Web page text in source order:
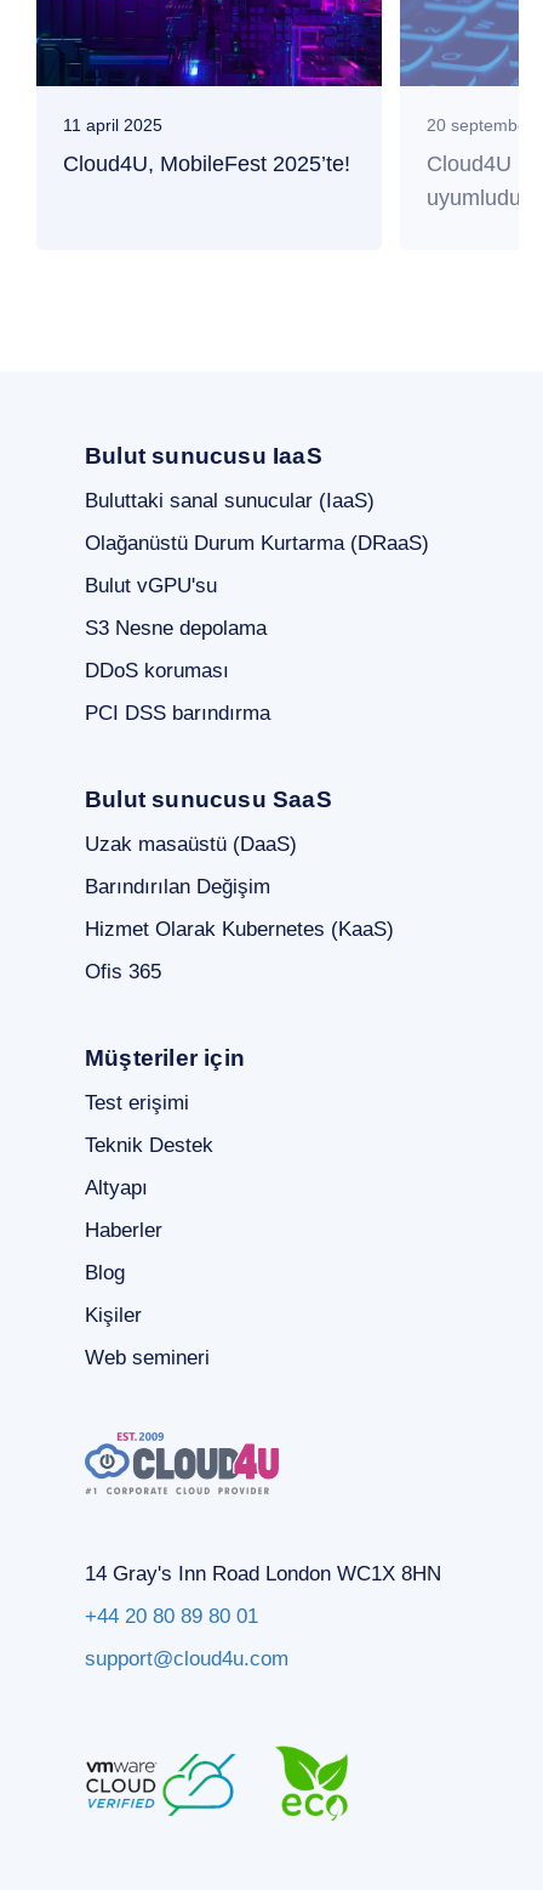
11 april 2025
Cloud4U, MobileFest 2025’te!
20 september
Cloud4U
uyumludur
Bulut sunucusu IaaS
Buluttaki sanal sunucular (IaaS)
Olağanüstü Durum Kurtarma (DRaaS)
Bulut vGPU'su
S3 Nesne depolama
DDoS koruması
PCI DSS barındırma
Bulut sunucusu SaaS
Uzak masaüstü (DaaS)
Barındırılan Değişim
Hizmet Olarak Kubernetes (KaaS)
Ofis 365
Müşteriler için
Test erişimi
Teknik Destek
Altyapı
Haberler
Blog
Kişiler
Web semineri
14 Gray's Inn Road London WC1X 8HN
+44 20 80 89 80 01
support@cloud4u.com